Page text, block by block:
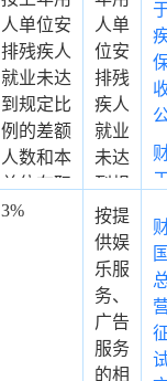
护管理等
费用进行
核定。具
体征收标
准如下：
（一）郁
闭度0.2
以上的乔
人单位安
排残疾人
就业未达
到规定比
例的差额
人数和本
单位在职
职工年平
人单
位安
排残
疾人
就业
未达
到规
定比
例的
差额
人数
征收
3%
按提
供娱
乐服
务、
广告
服务
的相